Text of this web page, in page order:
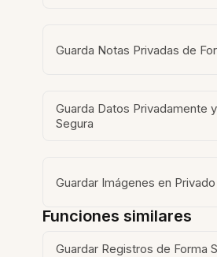
Guarda Notas Privadas de
Guarda Datos Privadamente
Segura
Guardar Imágenes en
Funciones similares
Guardar Registros de Forma